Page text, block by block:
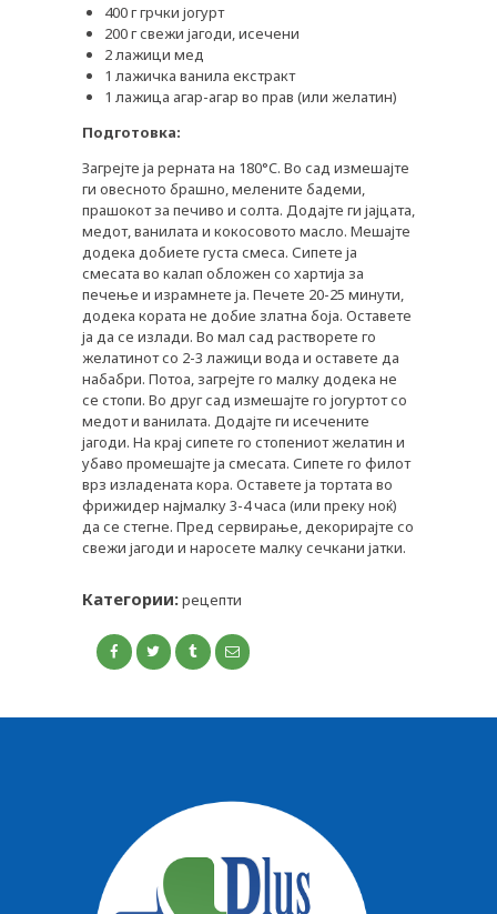
PLUSPHARMA
АПТЕКИ
ПРЕПОРАКИ
СОВЕТИ
СПИСАНИЕ
КАРИЕРА
КОНТАКТ
400 г грчки јогурт
200 г свежи јагоди, исечени
2 лажици мед
1 лажичка ванила екстракт
1 лажица агар-агар во прав (или желатин)
Подготовка:
Загрејте ја рерната на 180°C. Во сад измешајте
ги овесното брашно, мелените бадеми,
прашокот за печиво и солта. Додајте ги јајцата,
медот, ванилата и кокосовото масло. Мешајте
додека добиете густа смеса. Сипете ја
смесата во калап обложен со хартија за
печење и израмнете ја. Печете 20-25 минути,
додека кората не добие златна боја. Оставете
ја да се излади. Во мал сад растворете го
желатинот со 2-3 лажици вода и оставете да
набабри. Потоа, загрејте го малку додека не
се стопи. Во друг сад измешајте го јогуртот со
медот и ванилата. Додајте ги исечените
јагоди. На крај сипете го стопениот желатин и
убаво промешајте ја смесата. Сипете го филот
врз изладената кора. Оставете ја тортата во
фрижидер најмалку 3-4 часа (или преку ноќ)
да се стегне. Пред сервирање, декорирајте со
свежи јагоди и наросете малку сечкани јатки.
Категории:рецепти